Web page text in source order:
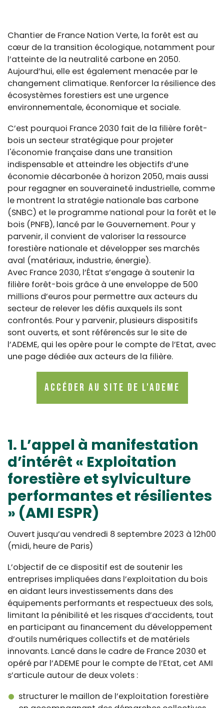
Chantier de France Nation Verte, la forêt est au
cœur de la transition écologique, notamment pour
l’atteinte de la neutralité carbone en 2050.
Aujourd’hui, elle est également menacée par le
changement climatique. Renforcer la résilience des
écosystèmes forestiers est une urgence
environnementale, économique et sociale.
C’est pourquoi France 2030 fait de la filière forêt-
bois un secteur stratégique pour projeter
l'économie française dans une transition
indispensable et atteindre les objectifs d’une
économie décarbonée à horizon 2050, mais aussi
pour regagner en souveraineté industrielle, comme
le montrent la stratégie nationale bas carbone
(SNBC) et le programme national pour la forêt et le
bois (PNFB), lancé par le Gouvernement. Pour y
parvenir, il convient de valoriser la ressource
forestière nationale et développer ses marchés
aval (matériaux, industrie, énergie).
Avec France 2030, l’État s’engage à soutenir la
filière forêt-bois grâce à une enveloppe de 500
millions d’euros pour permettre aux acteurs du
secteur de relever les défis auxquels ils sont
confrontés. Pour y parvenir, plusieurs dispositifs
sont ouverts, et sont référencés sur le site de
l’ADEME, qui les opère pour le compte de l’Etat, avec
une page dédiée aux acteurs de la filière.
Accéder au site de l'ADEME
1. L’appel à manifestation
d’intérêt « Exploitation
forestière et sylviculture
performantes et résilientes
» (AMI ESPR)
Ouvert jusqu’au vendredi 8 septembre 2023 à 12h00
(midi, heure de Paris)
L’objectif de ce dispositif est de soutenir les
entreprises impliquées dans l’exploitation du bois
en aidant leurs investissements dans des
équipements performants et respectueux des sols,
limitant la pénibilité et les risques d’accidents, tout
en participant au financement du développement
d’outils numériques collectifs et de matériels
innovants. Lancé dans le cadre de France 2030 et
opéré par l’ADEME pour le compte de l’Etat, cet AMI
s’articule autour de deux volets :
structurer le maillon de l’exploitation forestière